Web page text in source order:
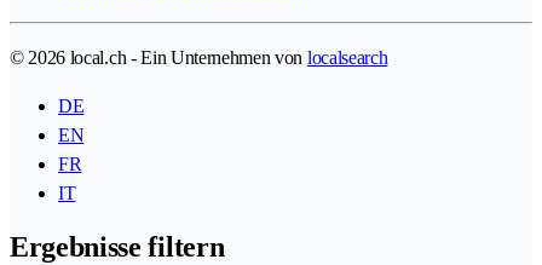
© 2026 local.ch - Ein Unternehmen von localsearch
DE
EN
FR
IT
Ergebnisse filtern